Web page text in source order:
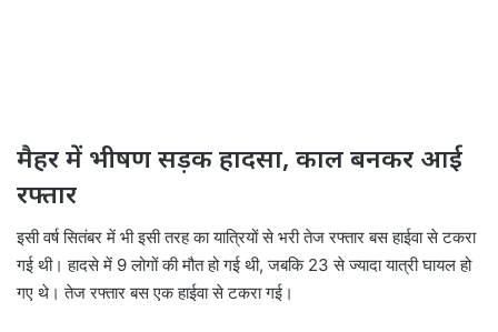
मैहर में भीषण सड़क हादसा, काल बनकर आई
रफ्तार
इसी वर्ष सितंबर में भी इसी तरह का यात्रियों से भरी तेज रफ्तार बस हाईवा से टकरा
गई थी। हादसे में 9 लोगों की मौत हो गई थी, जबकि 23 से ज्यादा यात्री घायल हो
गए थे। तेज रफ्तार बस एक हाईवा से टकरा गई।